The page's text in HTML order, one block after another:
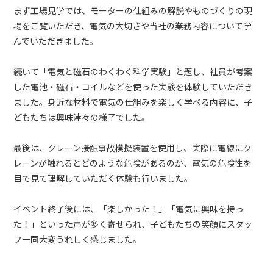
まず工場見学では、モーターの仕組みの解説やものづくりの現
場をご覧いただき、電気の大切さや当社の業務内容について学
んでいただきました。
続いて「電気と磁石のわくわく科学実験」と題し、社員が考案
した電池・磁石・コイルなどを使った実験を体験していただき
ました。身近な材料で電気の仕組みを楽しく学べる内容に、子
どもたちは興味津々の様子でした。
最後は、クレーン接触事故模擬装置を使用し、実際に電線にク
レーンが触れるとどのような危険があるのか、電気の危険性を
目で見て理解していただく体験も行いました。
イベント終了後には、「楽しかった！」「電気に興味を持っ
た！」といった声が多く寄せられ、子どもたちの笑顔にスタッ
フ一同大変うれしく感じました。